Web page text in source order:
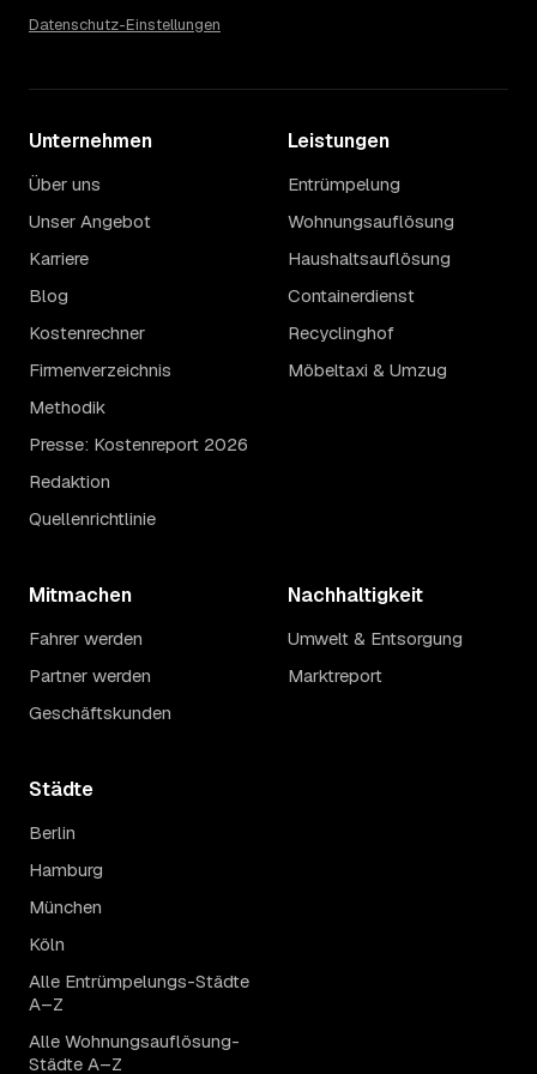
Datenschutz-Einstellungen
Unternehmen
Über uns
Unser Angebot
Karriere
Blog
Kostenrechner
Firmenverzeichnis
Methodik
Presse: Kostenreport 2026
Redaktion
Quellenrichtlinie
Leistungen
Entrümpelung
Wohnungsauflösung
Haushaltsauflösung
Containerdienst
Recyclinghof
Möbeltaxi & Umzug
Mitmachen
Fahrer werden
Partner werden
Geschäftskunden
Nachhaltigkeit
Umwelt & Entsorgung
Marktreport
Städte
Berlin
Hamburg
München
Köln
Alle Entrümpelungs-Städte
A–Z
Alle Wohnungsauflösung-
Städte A–Z